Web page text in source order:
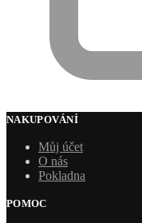
NAKUPOVÁNÍ
Můj účet
O nás
Pokladna
POMOC